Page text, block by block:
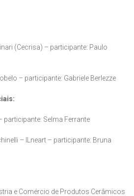
(Cecrisa) – participante: Paulo
– participante: Gabriele Berlezze
participante: Selma Ferrante
– lLneart – participante: Bruna
e Comércio de Produtos Cerâmicos